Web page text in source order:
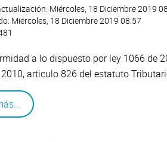
Miércoles, 18 Diciembre 2019
Miércoles, 18 Diciembre 2019 08:57
a lo dispuesto por ley 1066 de
articulo 826 del estatuto